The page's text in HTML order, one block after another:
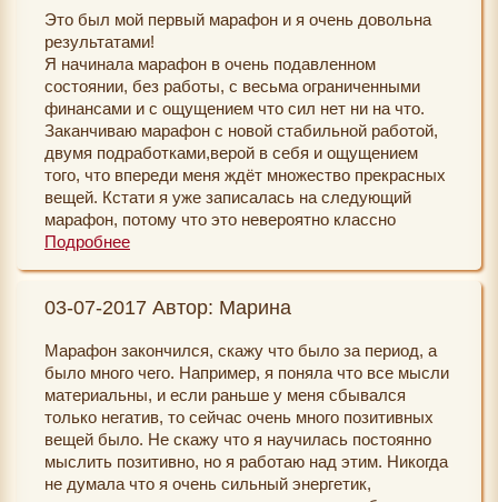
Ваше и огромный труд!
перечитываю установки. Спасибо. Добра и света
всем.@):-
Это был мой первый марафон и я очень довольна
результатами!
Я начинала марафон в очень подавленном
состоянии, без работы, с весьма ограниченными
финансами и с ощущением что сил нет ни на что.
Заканчиваю марафон с новой стабильной работой,
двумя подработками,верой в себя и ощущением
того, что впереди меня ждёт множество прекрасных
вещей. Кстати я уже записалась на следующий
марафон, потому что это невероятно классно
получать задания,видеть как реальность вокруг
ведущих. Мечты сбываются! Всем огромное
Подробнее
03-07-2017 Автор: Марина
Марафон закончился, скажу что было за период, а
было много чего. Например, я поняла что все мысли
материальны, и если раньше у меня сбывался
только негатив, то сейчас очень много позитивных
вещей было. Не скажу что я научилась постоянно
мыслить позитивно, но я работаю над этим. Никогда
не думала что я очень сильный энергетик,